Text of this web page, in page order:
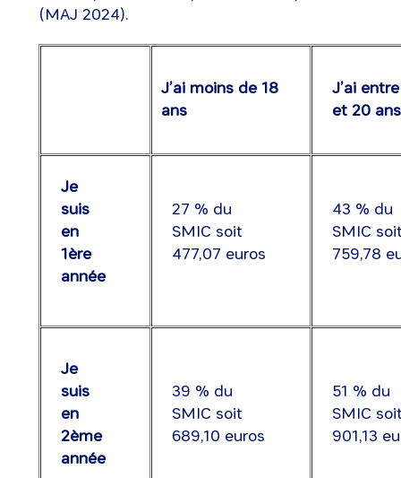
(MAJ 2024).
J’ai moins de 18
ans
J’ai
et 20 ans
Je
suis
en
1ère
année
27 % du
SMIC soit
477,07 euros
43 % du
SMIC
759,78
Je
suis
en
2ème
année
39 % du
SMIC soit
689,10 euros
51 % du
SMIC
901,13